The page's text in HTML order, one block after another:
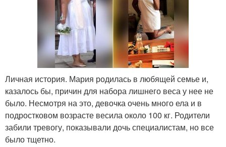
Личная история. Мария родилась в любящей семье и,
казалось бы, причин для набора лишнего веса у нее не
было. Несмотря на это, девочка очень много ела и в
подростковом возрасте весила около 100 кг. Родители
забили тревогу, показывали дочь специалистам, но все
было тщетно.